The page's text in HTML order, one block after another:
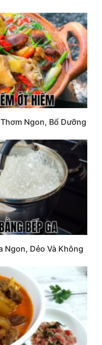
Ngon, Bổ Dưỡng
Ngon, Dẻo Và Không